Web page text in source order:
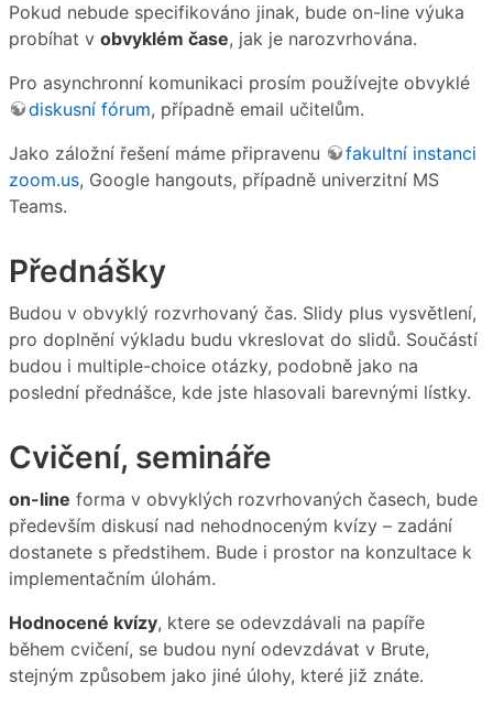
Pokud nebude specifikováno jinak, bude on-line výuka
probíhat v obvyklém čase, jak je narozvrhována.
Pro asynchronní komunikaci prosím používejte obvyklé
diskusní fórum, případně email učitelům.
Jako záložní řešení máme připravenu
fakultní instanci
zoom.us, Google hangouts, případně univerzitní MS
Teams.
Přednášky
Budou v obvyklý rozvrhovaný čas. Slidy plus vysvětlení,
pro doplnění výkladu budu vkreslovat do slidů. Součástí
budou i multiple-choice otázky, podobně jako na
poslední přednášce, kde jste hlasovali barevnými lístky.
Cvičení, semináře
on-line forma v obvyklých rozvrhovaných časech, bude
především diskusí nad nehodnoceným kvízy – zadání
dostanete s předstihem. Bude i prostor na konzultace k
implementačním úlohám.
Hodnocené kvízy, ktere se odevzdávali na papíře
během cvičení, se budou nyní odevzdávat v Brute,
stejným způsobem jako jiné úlohy, které již znáte.